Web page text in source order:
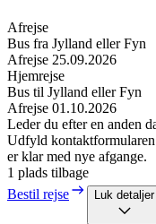
Afrejse
Bus fra Jylland eller Fyn
Afrejse 25.09.2026
Hjemrejse
Bus til Jylland eller Fyn
Afrejse 01.10.2026
Leder du efter en anden
Udfyld
er klar med nye afgange.
1 plads tilbage
Bestil rejse
Luk detaljer